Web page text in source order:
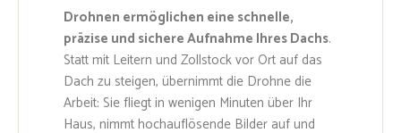
Drohnen ermöglichen eine schnelle,
präzise und sichere Aufnahme Ihres Dachs.
Statt mit Leitern und Zollstock vor Ort auf das
Dach zu steigen, übernimmt die Drohne die
Arbeit: Sie fliegt in wenigen Minuten über Ihr
Haus, nimmt hochauflösende Bilder auf und